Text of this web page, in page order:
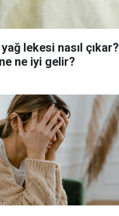
lekesi nasıl çıkar?
ne iyi gelir?